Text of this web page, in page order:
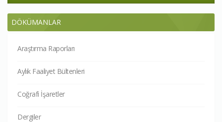
DÖKÜMANLAR
Araştırma Raporları
Aylık Faaliyet Bültenleri
Coğrafi İşaretler
Dergiler